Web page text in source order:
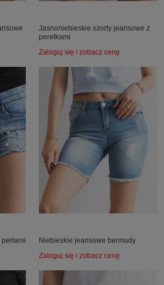
Jasnoniebieskie szorty jeansowe z
perełkami
Zaloguj się i zobacz cenę
Niebieskie jeansowe bermudy
Zaloguj się i zobacz cenę